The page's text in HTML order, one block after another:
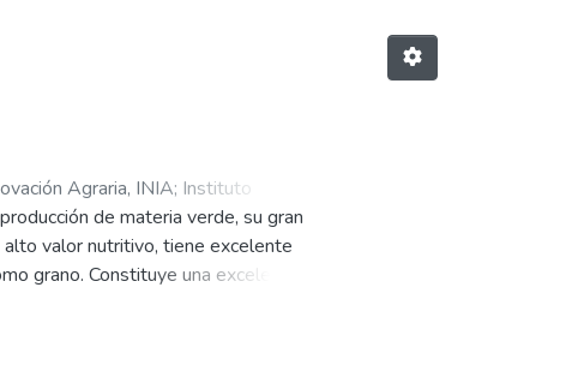
Agraria, INIA; Instituto
de materia verde, su gran
valor nutritivo, tiene excelente
grano. Constituye una excelente
un nicho ecológico en el cual la